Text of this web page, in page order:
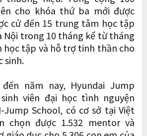
cho khóa thứ ba mới được
cử đến 15 trung tâm học tập
Nội trong 10 tháng kể từ tháng
học tập và hỗ trợ tinh thần cho
sinh.
năm nay, Hyundai Jump
viên đại học tình nguyện
Jump School, có cơ sở tại Việt
chọn được 1.532 mentor và